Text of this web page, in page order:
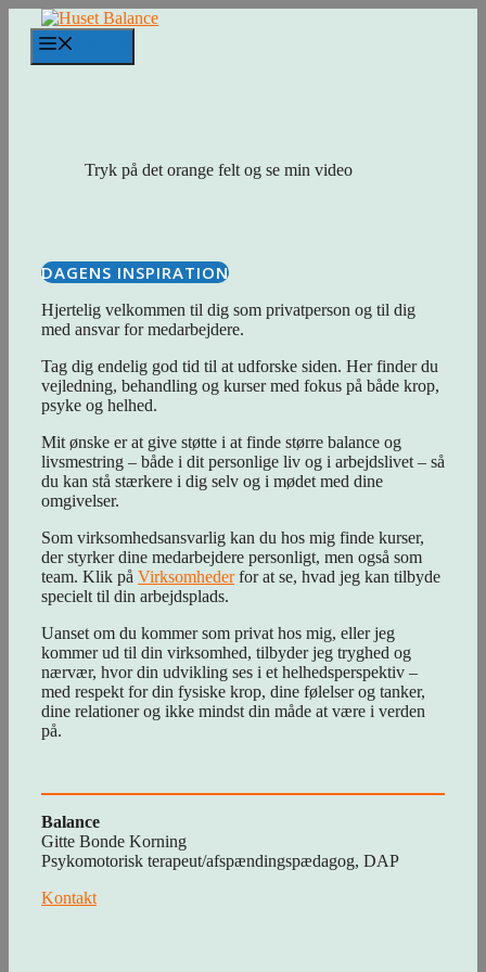
indhold
Tryk på det orange felt og se min video
DAGENS INSPIRATION
Hjertelig velkommen til dig som privatperson og til dig
med ansvar for medarbejdere.
Tag dig endelig god tid til at udforske siden. Her finder du
vejledning, behandling og kurser med fokus på både krop,
psyke og helhed.
Mit ønske er at give støtte i at finde større balance og
livsmestring – både i dit personlige liv og i arbejdslivet – så
du kan stå stærkere i dig selv og i mødet med dine
omgivelser.
Som virksomhedsansvarlig kan du hos mig finde kurser,
der styrker dine medarbejdere personligt, men også som
team. Klik på Virksomhederfor at se, hvad jeg kan tilbyde
specielt til din arbejdsplads.
Uanset om du kommer som privat hos mig, eller jeg
kommer ud til din virksomhed, tilbyder jeg tryghed og
nærvær, hvor din udvikling ses i et helhedsperspektiv –
med respekt for din fysiske krop, dine følelser og tanker,
dine relationer og ikke mindst din måde at være i verden
på.
Balance
Gitte Bonde Korning
Psykomotorisk terapeut/afspændingspædagog, DAP
Kontakt